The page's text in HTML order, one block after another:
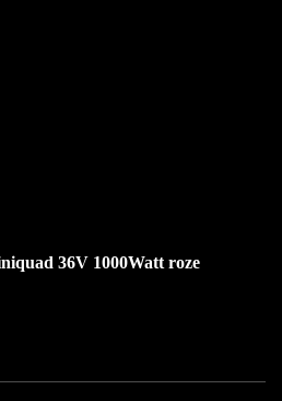
36V 1000Watt roze